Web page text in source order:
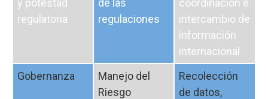
y potestad
regulatoria
de las
regulaciones
coordinación e
intercambio de
información
internacional
Gobernanza
Manejo del
Riesgo
Recolección
de datos,